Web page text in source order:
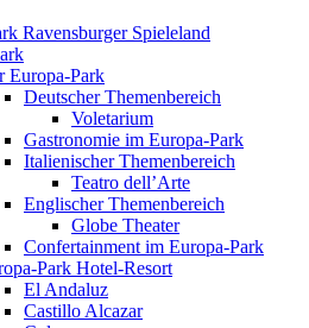
Ravensburger Spieleland
Europa-Park
Deutscher Themenbereich
Voletarium
Gastronomie im Europa-Park
Italienischer Themenbereich
Teatro dell’Arte
Englischer Themenbereich
Globe Theater
Confertainment im Europa-Park
Park Hotel-Resort
El Andaluz
Castillo Alcazar